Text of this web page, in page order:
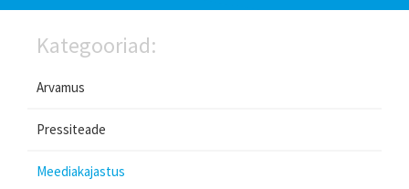
Kategooriad:
Arvamus
Pressiteade
Meediakajastus